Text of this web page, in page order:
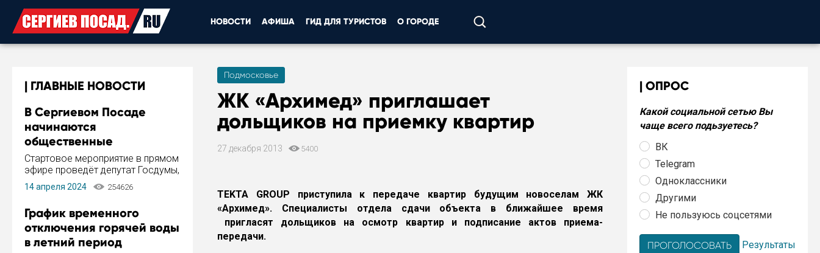
НОВОСТИ АФИША ГИД ДЛЯ ТУРИСТОВ О ГОРОДЕ
ГЛАВНЫЕ НОВОСТИ
В Сергиевом Посаде
начинаются
общественные
обсуждения Стратегии
развития города
Стартовое мероприятие в прямом
эфире проведёт депутат Госдумы,
инициатор и автор Концепции
развития Сергиева Посада и
Пахомов.
14 апреля 2024 254626
График временного
отключения горячей воды
в летний период
Подмосковье
ЖК «Архимед» приглашает
дольщиков на приемку квартир
27 декабря 2013 5400
TEKTA GROUP приступила к передаче квартир будущим новоселам ЖК
«Архимед». Специалисты отдела сдачи объекта в ближайшее время
пригласят дольщиков на осмотр квартир и подписание актов приема-
передачи.
ОПРОС
Какой социальной сетью Вы
чаще всего подьзуетесь?
ВК
Telegram
Одноклассники
Другими
Не пользуюсь соцсетями
Результаты